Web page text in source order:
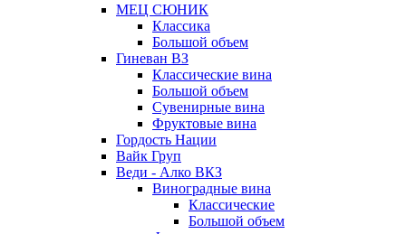
МЕЦ СЮНИК
Классика
Большой объем
Гиневан ВЗ
Классические вина
Большой объем
Сувенирные вина
Фруктовые вина
Гордость Нации
Вайк Груп
Веди - Алко ВКЗ
Виноградные вина
Классические
Большой объем